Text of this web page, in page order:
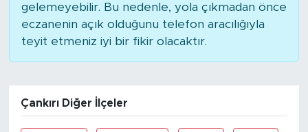
gelemeyebilir. Bu nedenle, yola çıkmadan önce
eczanenin açık olduğunu telefon aracılığıyla
teyit etmeniz iyi bir fikir olacaktır.
Çankırı Diğer İlçeler